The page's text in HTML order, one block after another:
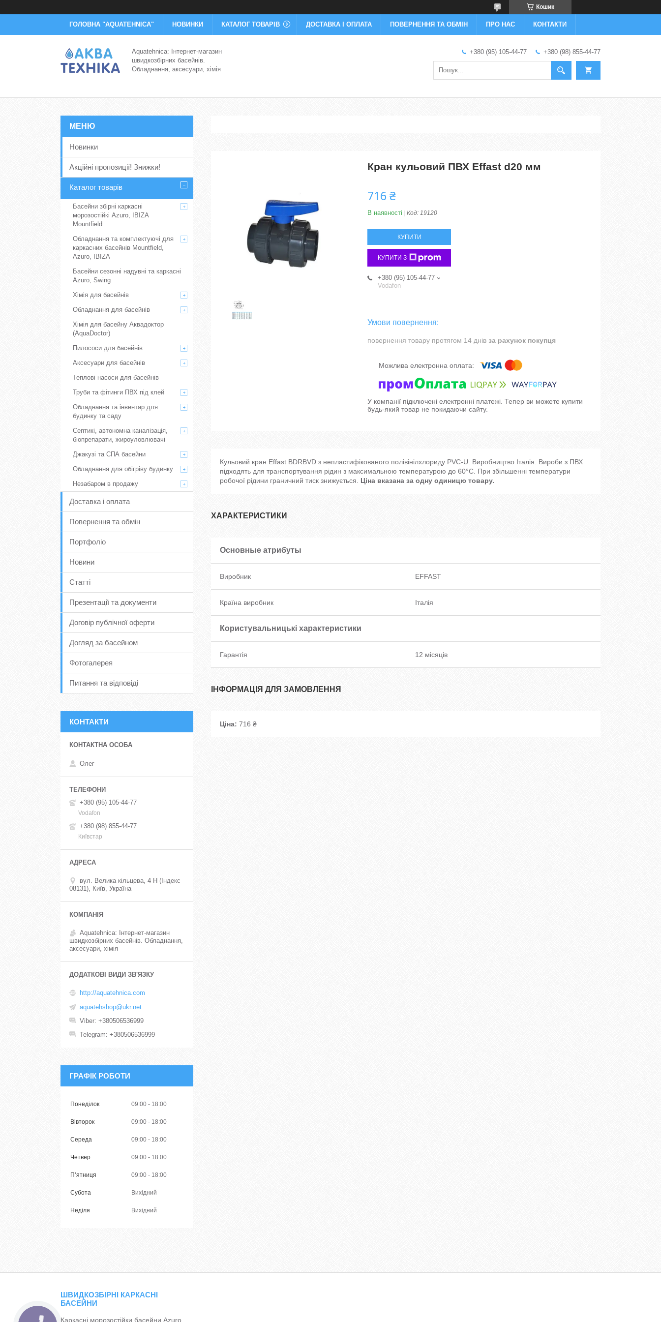
Кошик
ГОЛОВНА "AQUATEHNICA" НОВИНКИ КАТАЛОГ ТОВАРІВ ДОСТАВКА І ОПЛАТА ПОВЕРНЕННЯ ТА ОБМІН ПРО НАС КОНТАКТИ
Aquatehnica: Інтернет-магазин
швидкозбірних басейнів.
Обладнання, аксесуари, хімія
+380 (95) 105-44-77 +380 (98) 855-44-77
Кран кульовий ПВХ Effast d20 мм
716 ₴
В наявності Код: 19120
КУПИТИ
КУПИТИ З
+380 (95) 105-44-77
Vodafon
повернення товару протягом 14 днів за рахунок покупця
У компанії підключені електронні платежі. Тепер ви можете купити
будь-який товар не покидаючи сайту.
Кульовий кран Effast BDRBVD з непластифікованого полівінілхлориду PVC-U. Виробництво Італія. Вироби з ПВХ
підходять для транспортування рідин з максимальною температурою до 60°C. При збільшенні температури
робочої рідини граничний тиск знижується. Ціна вказана за одну одиницю товару.
ХАРАКТЕРИСТИКИ
Основные атрибуты
Виробник EFFAST
Країна виробник Італія
Користувальницькі характеристики
Гарантія 12 місяців
ІНФОРМАЦІЯ ДЛЯ ЗАМОВЛЕННЯ
Ціна: 716 ₴
Новинки
Акційні пропозиції! Знижки!
Каталог товарів
Басейни збірні каркасні
морозостійкі Azuro, IBIZA
Mountfield
Обладнання та комплектуючі для
каркасних басейнів Mountfield,
Azuro, IBIZA
Басейни сезонні надувні та каркасні
Azuro, Swing
Хімія для басейнів
Обладнання для басейнів
Хімія для басейну Аквадоктор
(AquaDoctor)
Пилососи для басейнів
Аксесуари для басейнів
Теплові насоси для басейнів
Труби та фітинги ПВХ під клей
Обладнання та інвентар для
будинку та саду
Септикі, автономна каналізація,
біопрепарати, жироуловлювачі
Джакузі та СПА басейни
Обладнання для обігріву будинку
Незабаром в продажу
Доставка і оплата
Повернення та обмін
Портфоліо
Новини
Статті
Презентації та документи
Договір публічної оферти
Догляд за басейном
Фотогалерея
Питання та відповіді
КОНТАКТИ
Олег
+380 (95) 105-44-77
Vodafon
+380 (98) 855-44-77
Київстар
вул. Велика кільцева, 4 Н (Індекс
08131), Київ, Україна
Aquatehnica: Інтернет-магазин
швидкозбірних басейнів. Обладнання,
аксесуари, хімія
http://aquatehnica.com
aquatehshop@ukr.net
Viber +380506536999
Telegram +380506536999
ГРАФІК РОБОТИ
Понеділок 09:00 18:00
Вівторок 09:00 18:00
Середа 09:00 18:00
Четвер 09:00 18:00
Пʼятниця 09:00 18:00
Субота Вихідний
Неділя Вихідний
ШВИДКОЗБІРНІ КАРКАСНІ
БАСЕЙНИ
Каркасні морозостійки басейни Azuro